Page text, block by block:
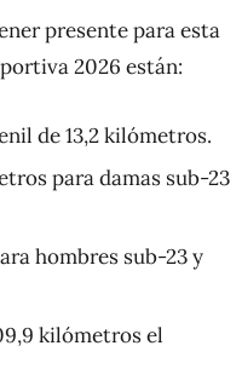
presente para esta
2026 están:
de 13,2 kilómetros.
para damas sub-23
hombres sub-23 y
kilómetros el